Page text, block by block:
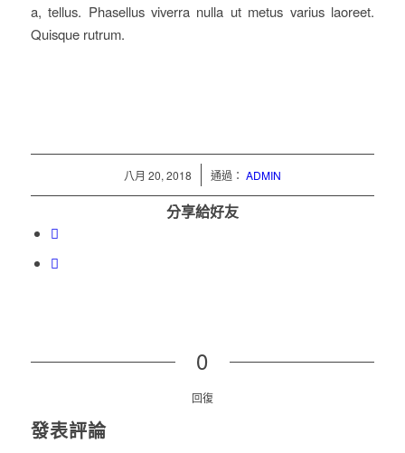
a, tellus. Phasellus viverra nulla ut metus varius laoreet.
Quisque rutrum.
八月 20, 2018
/ 通過： ADMIN
分享給好友
0
回復
發表評論